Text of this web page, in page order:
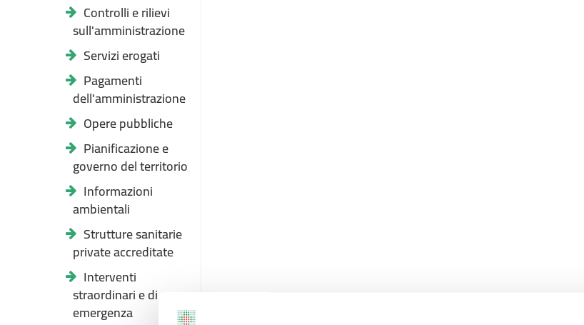
Controlli e rilievi
sull'amministrazione
Servizi erogati
Pagamenti
dell'amministrazione
Opere pubbliche
Pianificazione e
governo del territorio
Informazioni
ambientali
Strutture sanitarie
private accreditate
Interventi
straordinari e di
emergenza